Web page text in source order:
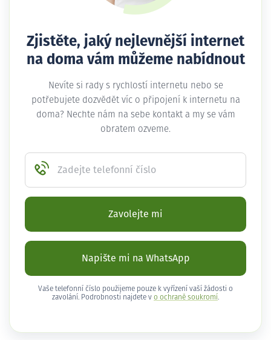
Zjistěte, jaký nejlevnější internet
na doma vám můžeme nabídnout
Nevíte si rady s rychlostí internetu nebo se
potřebujete dozvědět víc o připojení k internetu na
doma? Nechte nám na sebe kontakt a my se vám
obratem ozveme.
Zadejte telefonní číslo
Zavolejte mi
Napište mi na WhatsApp
Vaše telefonní číslo použijeme pouze k vyřízení vaší žádosti o
zavolání. Podrobnosti najdete v o ochraně soukromí .